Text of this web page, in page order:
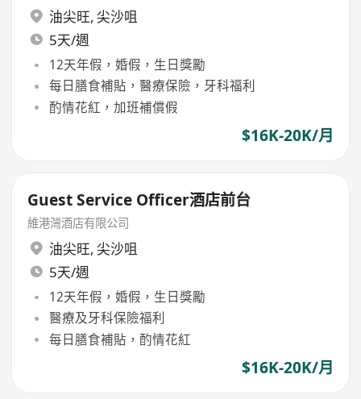
油尖旺, 尖沙咀
5天/週
12天年假，婚假，生日獎勵
每日膳食補貼，醫療保險，牙科福利
酌情花紅，加班補償假
$16K-20K/月
Guest Service Officer酒店前台
維港灣酒店有限公司
油尖旺, 尖沙咀
5天/週
12天年假，婚假，生日獎勵
醫療及牙科保險福利
每日膳食補貼，酌情花紅
$16K-20K/月